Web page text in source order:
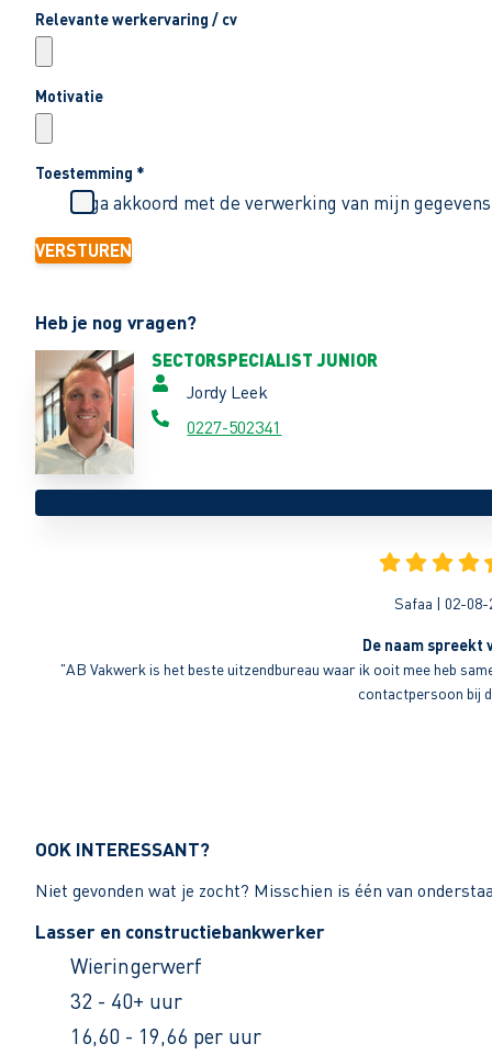
Relevante werkervaring / cv
Motivatie
Toestemming *
Ik ga akkoord met de verwerking van mijn
VERSTUREN
Heb je nog vragen?
SECTORSPECIALIST JUNIOR
Jordy Leek
0227-502341
Safaa | 02-08-
De naam spreekt
"AB Vakwerk is het beste uitzendbureau waar ik ooit mee heb
contactpersoon bij
OOK INTERESSANT?
Niet gevonden wat je zocht? Misschien is één van
Lasser en constructiebankwerker
Wieringerwerf
32 - 40+ uur
16,60 - 19,66 per uur